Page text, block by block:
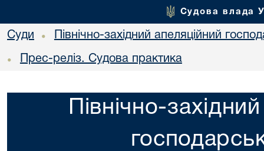
Судова влада
Суди • Північно-західний апеляційний
• Прес-реліз. Судова практика
Північно-